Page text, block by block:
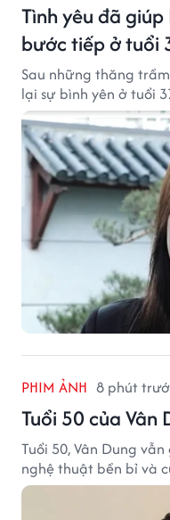
Tình yêu đã
bước tiếp ở tuổi
Sau những thăng
lại sự bình yên ở tuổi
PHIM ẢNH 8 phút
Tuổi 50 của Vân
Tuổi 50, Vân Dung
nghệ thuật bền bỉ và